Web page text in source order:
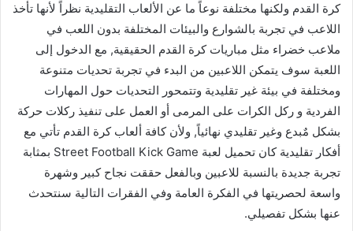
كرة القدم ولكنها مختلفة نوعاً ما عن الألعاب التقليدية نظراً لأنها تأخذ
اللاعب في تجربة بالشوارع والبيئات المختلفة بدون اللعب في
ملاعب خضراء مثل مباريات كرة القدم الحقيقية, مع الدخول إلى
اللعبة سوف يتمكن اللاعبين من البدء في تجربة تحديات متنوعة
ومختلفة في بيئة غير تقليدية وتتمحور التحديات حول المهارات
الفردية و ركل الكرات على المرمى أو العمل على تنفيذ ركلات حركة
بشكل مٌبدع وغير تقليدي نهائياً, ولأن كافة ألعاب كرة القدم تأتي مع
أفكار تقليدية كان تحميل لعبة Street Football Kick Game بمثابة
تجربة جديدة بالنسبة للاعبين وبالفعل حققت نجاح كبير وشهرة
واسعة لحصريتها في الفكرة العامة وفي الفقرات التالية سنتحدث
عنها بشكل تفصيلي.